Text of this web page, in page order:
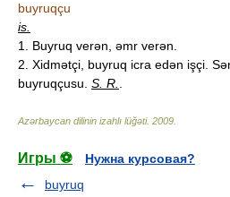
buyruqçu
is.
1. Buyruq verən, əmr verən.
2. Xidmətçi, buyruq icra edən işçi.
buyruqçusu. S. R.
Azərbaycan dilinin izahlı lüğəti. 2009
Игры ⚽
Нужна курсовая?
buyruq